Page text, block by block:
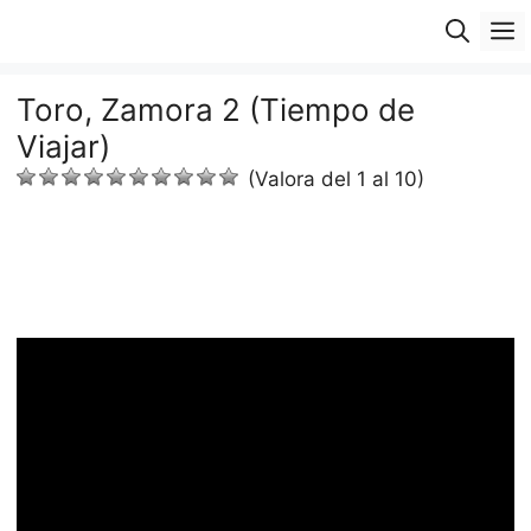
Toro, Zamora 2 (Tiempo de
Viajar)
(Valora del 1 al 10)